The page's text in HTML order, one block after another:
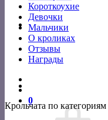
Короткоухие
Девочки
Мальчики
О кроликах
Отзывы
Награды
0
Крольчата по категориям